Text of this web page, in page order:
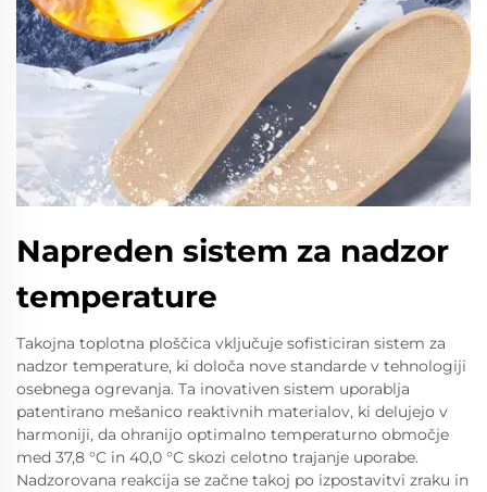
Napreden sistem za nadzor
temperature
Takojna toplotna ploščica vključuje sofisticiran sistem za
nadzor temperature, ki določa nove standarde v tehnologiji
osebnega ogrevanja. Ta inovativen sistem uporablja
patentirano mešanico reaktivnih materialov, ki delujejo v
harmoniji, da ohranijo optimalno temperaturno območje
med 37,8 °C in 40,0 °C skozi celotno trajanje uporabe.
Nadzorovana reakcija se začne takoj po izpostavitvi zraku in